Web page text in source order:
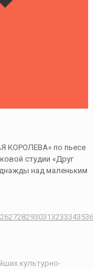
КОРОЛЕВА» по пьесе
студии «Друг
над маленьким
2627282930313233343536
культурно-